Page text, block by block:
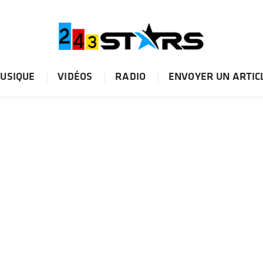
VIDÉOS RADIO ENVOYER UN